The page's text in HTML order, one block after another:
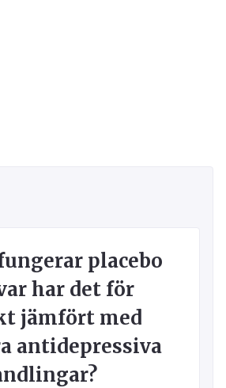
placebo
har det för
jämfört med
antidepressiva